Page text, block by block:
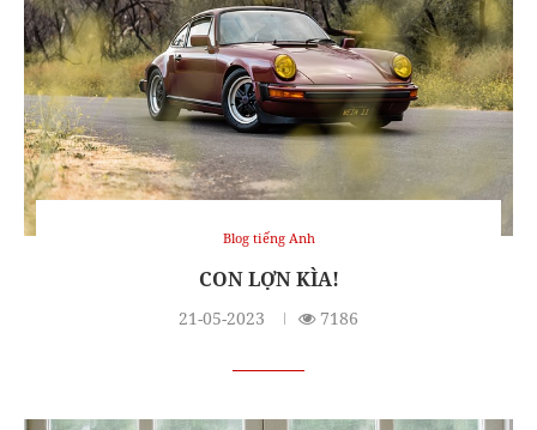
Blog tiếng Anh
CON LỢN KÌA!
21-05-2023 7186